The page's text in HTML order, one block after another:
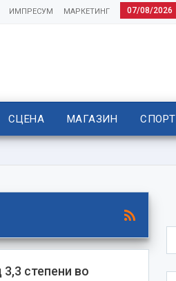
07/08/2026
МАРКЕТИНГ
ИМПРЕСУМ
СЦЕНА МАГАЗИН СПОРТ
степени во